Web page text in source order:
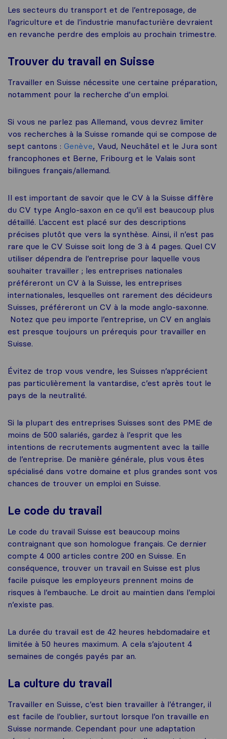
Les secteurs du transport et de l’entreposage, de
l’agriculture et de l’industrie manufacturière devraient
en revanche perdre des emplois au prochain trimestre.
Trouver du travail en Suisse
Travailler en Suisse nécessite une certaine préparation,
notamment pour la recherche d’un emploi.
Si vous ne parlez pas Allemand, vous devrez limiter
vos recherches à la Suisse romande qui se compose de
sept cantons : Genève, Vaud, Neuchâtel et le Jura sont
francophones et Berne, Fribourg et le Valais sont
bilingues français/allemand.
Il est important de savoir que le CV à la Suisse diffère
du CV type Anglo-saxon en ce qu’il est beaucoup plus
détaillé. L’accent est placé sur des descriptions
précises plutôt que vers la synthèse. Ainsi, il n’est pas
rare que le CV Suisse soit long de 3 à 4 pages. Quel CV
utiliser dépendra de l’entreprise pour laquelle vous
souhaiter travailler ; les entreprises nationales
préféreront un CV à la Suisse, les entreprises
internationales, lesquelles ont rarement des décideurs
Suisses, préféreront un CV à la mode anglo-saxonne.
Notez que peu importe l’entreprise, un CV en anglais
est presque toujours un prérequis pour travailler en
Suisse.
Évitez de trop vous vendre, les Suisses n’apprécient
pas particulièrement la vantardise, c’est après tout le
pays de la neutralité.
Si la plupart des entreprises Suisses sont des PME de
moins de 500 salariés, gardez à l’esprit que les
intentions de recrutements augmentent avec la taille
de l’entreprise. De manière générale, plus vous êtes
spécialisé dans votre domaine et plus grandes sont vos
chances de trouver un emploi en Suisse.
Le code du travail
Le code du travail Suisse est beaucoup moins
contraignant que son homologue français. Ce dernier
compte 4 000 articles contre 200 en Suisse. En
conséquence, trouver un travail en Suisse est plus
facile puisque les employeurs prennent moins de
risques à l’embauche. Le droit au maintien dans l’emploi
n’existe pas.
La durée du travail est de 42 heures hebdomadaire et
limitée à 50 heures maximum. A cela s’ajoutent 4
semaines de congés payés par an.
La culture du travail
Travailler en Suisse, c’est bien travailler à l’étranger, il
est facile de l’oublier, surtout lorsque l’on travaille en
Suisse normande. Cependant pour une adaptation